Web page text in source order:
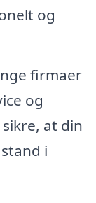
og
firmaer
og
at din
i